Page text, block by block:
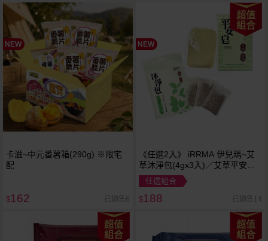
NEW
卡滋~中元番薯箱(290g) ※限宅
配
$162 已銷售6
NEW
超值
組合
《任選2入》 iRRMA 伊兒瑪~艾
草沐淨包(4gx3入)／艾草平安皂
(100g)
任選組合
$188 已銷售14
超值
組合
超值
組合